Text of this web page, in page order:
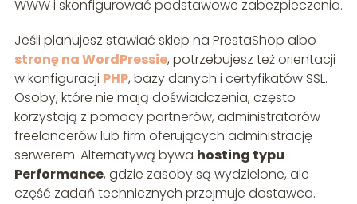
WWW i skonfigurować podstawowe zabezpieczenia.
Jeśli planujesz stawiać sklep na PrestaShop albo
stronę na WordPressie, potrzebujesz też orientacji
w konfiguracji PHP, bazy danych i certyfikatów SSL.
Osoby, które nie mają doświadczenia, często
korzystają z pomocy partnerów, administratorów
freelancerów lub firm oferujących administrację
serwerem. Alternatywą bywa hosting typu
Performance, gdzie zasoby są wydzielone, ale
część zadań technicznych przejmuje dostawca.